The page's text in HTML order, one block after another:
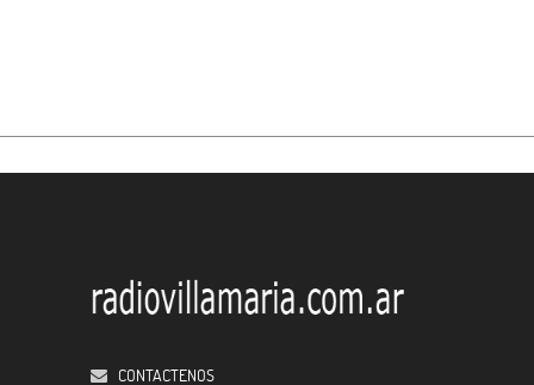
CONTACTENOS